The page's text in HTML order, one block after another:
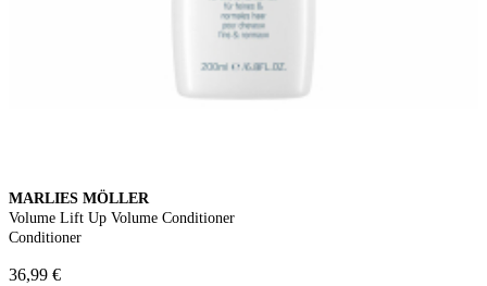
MARLIES MÖLLER
Volume Lift Up Volume Conditioner
Conditioner
36,99 €